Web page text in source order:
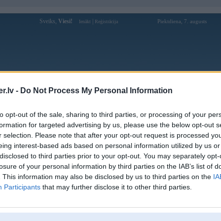
- Do Not Process My Personal Information
opt-out of the sale, sharing to third parties, or processing of your
for targeted advertising by us, please use the below opt-out
selection. Please note that after your opt-out request is processed
interest-based ads based on personal information utilized by us
to third parties prior to your opt-out. You may separately
of your personal information by third parties on the IAB’s list of
This information may also be disclosed by us to third parties on the
Participants that may further disclose it to other third parties.
Sveiks, Viesi! Ienākt Reģistrācija Piektdiena, 7. augusts
Forums Galerijas Reģistrācija Lietotāji
Lietotāja SpokuPavaars profils
Pēdējo reizi manīts: 18. Jan 2013, 21:37
Lietotājvārds:
SpokuPavaars
Braucu ar:
Pannu
Nodarbošanās:
Metāla konstrukcijas.
Intereses:
Foto.
[Pēdējie ziņojumi forumā]